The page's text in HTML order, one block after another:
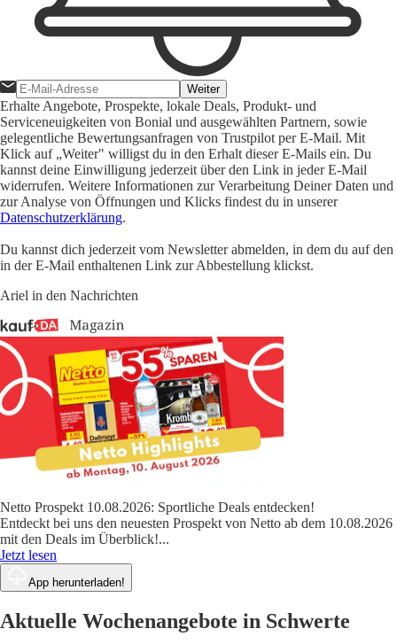
Weiter
Erhalte Angebote, Prospekte, lokale Deals, Produkt- und
Serviceneuigkeiten von Bonial und ausgewählten Partnern, sowie
gelegentliche Bewertungsanfragen von Trustpilot per E-Mail. Mit
Klick auf „Weiter" willigst du in den Erhalt dieser E-Mails ein. Du
kannst deine Einwilligung jederzeit über den Link in jeder E-Mail
widerrufen. Weitere Informationen zur Verarbeitung Deiner Daten und
zur Analyse von Öffnungen und Klicks findest du in unserer
Datenschutzerklärung.
Du kannst dich jederzeit vom Newsletter abmelden, in dem du auf den
in der E-Mail enthaltenen Link zur Abbestellung klickst.
Ariel in den Nachrichten
Netto Prospekt 10.08.2026: Sportliche Deals entdecken!
Entdeckt bei uns den neuesten Prospekt von Netto ab dem 10.08.2026
mit den Deals im Überblick!...
Jetzt lesen
App herunterladen!
Aktuelle Wochenangebote in Schwerte